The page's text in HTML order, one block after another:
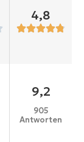
4,8
9,2
905
Antworten